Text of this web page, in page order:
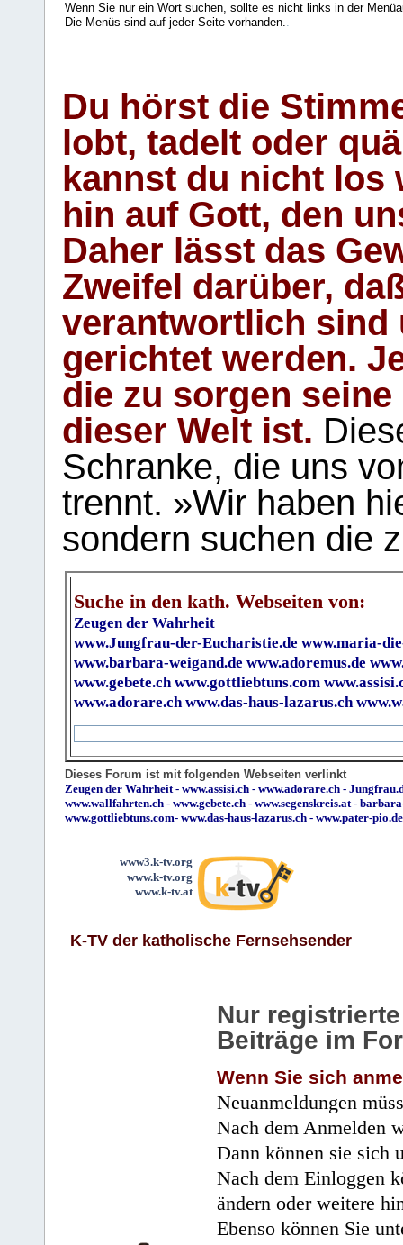
Wenn Sie nur ein Wort suchen, sollte es nicht links in der
Die Menüs sind auf jeder Seite vorhanden..
Du hörst die
lobt, tadelt oder
kannst du nicht los
hin auf Gott, den
Daher lässt das
Zweifel darüber,
verantwortlich sind
gerichtet werden.
die zu sorgen
dieser Welt ist.
Schranke, die uns
trennt. »Wir haben
sondern suchen die
Suche in den kath. Webseiten von:
Zeugen der Wahrheit
www.Jungfrau-der-Eucharistie.de www.maria-
www.barbara-weigand.de www.adoremus.de
www.gebete.ch www.gottliebtuns.com
www.adorare.ch www.das-haus-lazarus.ch
Dieses Forum ist mit folgenden Webseiten verlinkt
Zeugen der Wahrheit- www.assisi.ch - www.adorare.ch -
www.wallfahrten.ch - www.gebete.ch - www.segenskreis.at-
www.gottliebtuns.com- www.das-haus-lazarus.ch - www.pater-pio.de
www3.k-tv.org
www.k-tv.org
www.k-tv.at
K-TV der katholische Fernsehsender
Nur
Beiträge im
Wenn Sie sich
Neuanmeldungen
Nach dem Anmelden
Dann können sie sich
Nach dem Einloggen
ändern oder weitere
Ebenso können Sie